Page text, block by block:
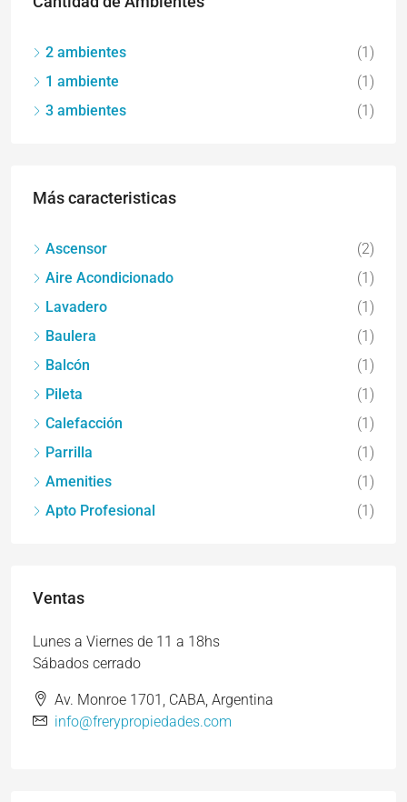
2 ambientes
(1)
1 ambiente
(1)
3 ambientes
(1)
Más caracteristicas
Ascensor
(2)
Aire Acondicionado
(1)
Lavadero
(1)
Baulera
(1)
Balcón
(1)
Pileta
(1)
Calefacción
(1)
Parrilla
(1)
Amenities
(1)
Apto Profesional
(1)
Ventas
Lunes a Viernes de 11 a 18hs
Sábados cerrado
Av. Monroe 1701, CABA, Argentina
info@frerypropiedades.com